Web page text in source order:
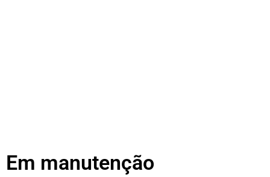
Em manutenção